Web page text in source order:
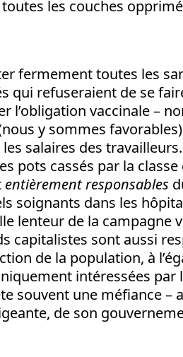
les couches
fermement toutes les
qui refuseraient de se
l’obligation vaccinale –
y sommes
salaires des
pots cassés par la
entièrement responsables
soignants dans les
lenteur de la campagne
capitalistes sont aussi
de la population, à
intéressées par
souvent une méfiance –
de son